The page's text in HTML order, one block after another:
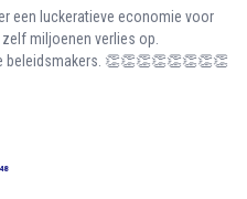
een luckeratieve economie voor
miljoenen verlies op.
beleidsmakers. 👏👏👏👏👏👏👏👏